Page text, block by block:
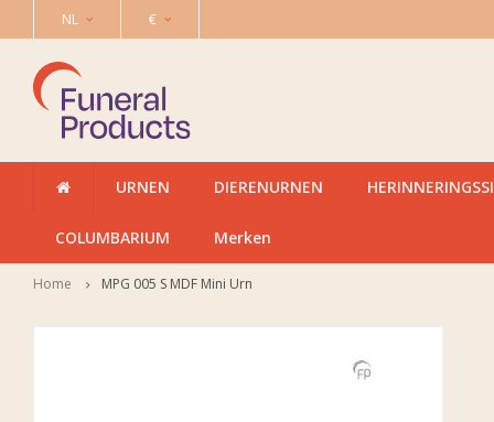
NL €
URNEN DIERENURNEN
COLUMBARIUM Merken
Home MPG 005 S MDF Mini Urn